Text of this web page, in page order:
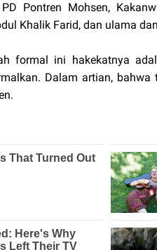
Pontren Mohsen,
Khalik Farid, dan ulama
formal ini hakekatnya
Dalam artian,